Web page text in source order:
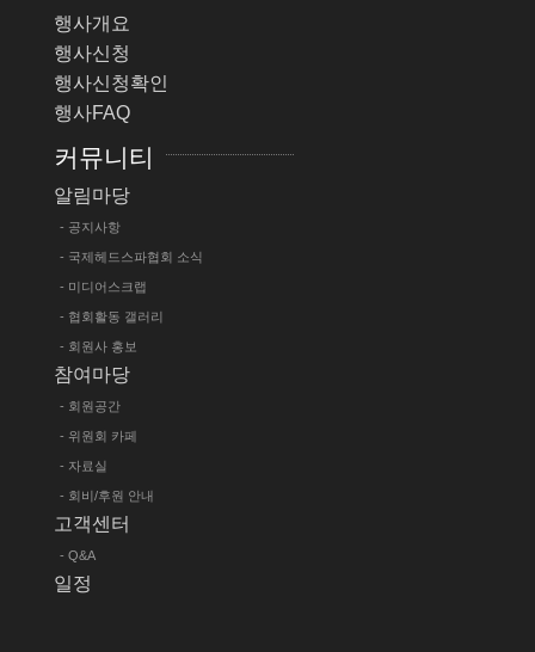
행사개요
행사신청
행사신청확인
행사FAQ
커뮤니티
알림마당
- 공지사항
- 국제헤드스파협회 소식
- 미디어스크랩
- 협회활동 갤러리
- 회원사 홍보
참여마당
- 회원공간
- 위원회 카페
- 자료실
- 회비/후원 안내
고객센터
- Q&A
일정